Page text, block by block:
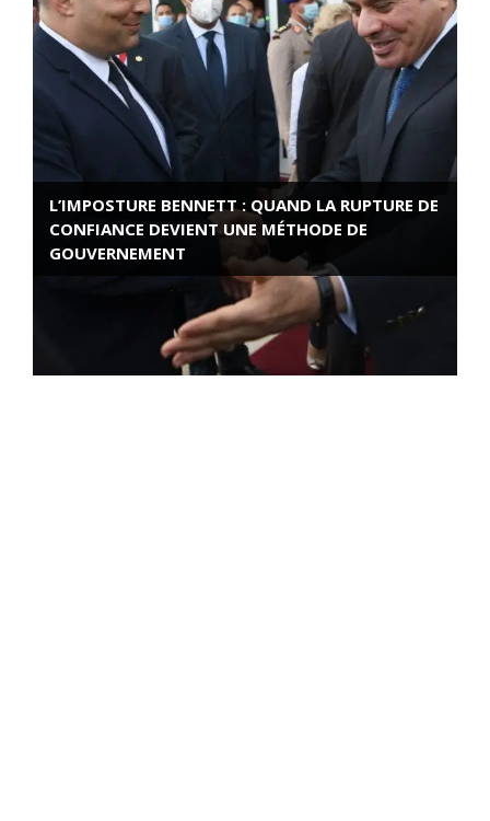
L’IMPOSTURE BENNETT : QUAND LA RUPTURE DE
CONFIANCE DEVIENT UNE MÉTHODE DE
GOUVERNEMENT
ROSE VALLAND, HEROÏNE DE LA RESISTANCE